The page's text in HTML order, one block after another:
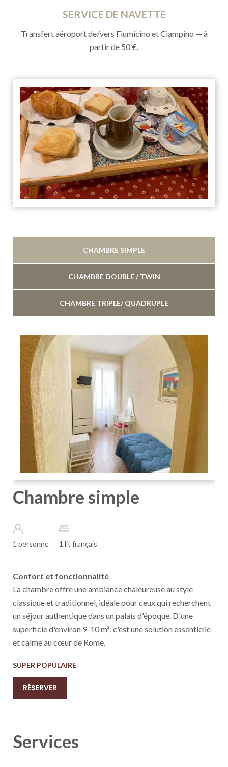
SERVICE DE NAVETTE
Transfert aéroport de/vers Fiumicino et Ciampino — à
partir de 50 €.
CHAMBRE SIMPLE
CHAMBRE DOUBLE / TWIN
CHAMBRE TRIPLE/ QUADRUPLE
Chambre simple
1 personne 1 lit français
Confort et fonctionnalité
La chambre offre une ambiance chaleureuse au style
classique et traditionnel, idéale pour ceux qui recherchent
un séjour authentique dans un palais d'époque. D'une
superficie d'environ 9-10 m², c'est une solution essentielle
et calme au cœur de Rome.
SUPER POPULAIRE
RÉSERVER
Services